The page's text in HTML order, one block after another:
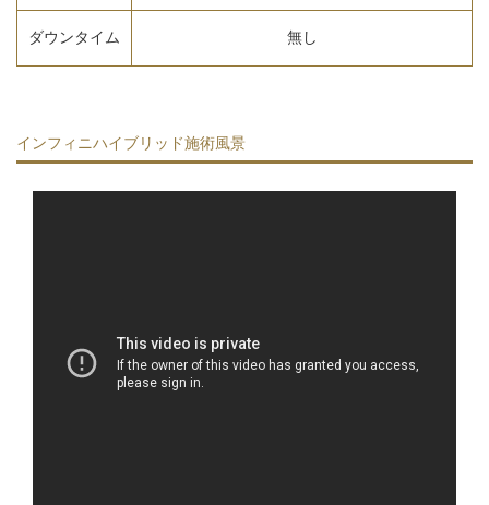
ダウンタイム 無し
インフィニハイブリッド施術風景